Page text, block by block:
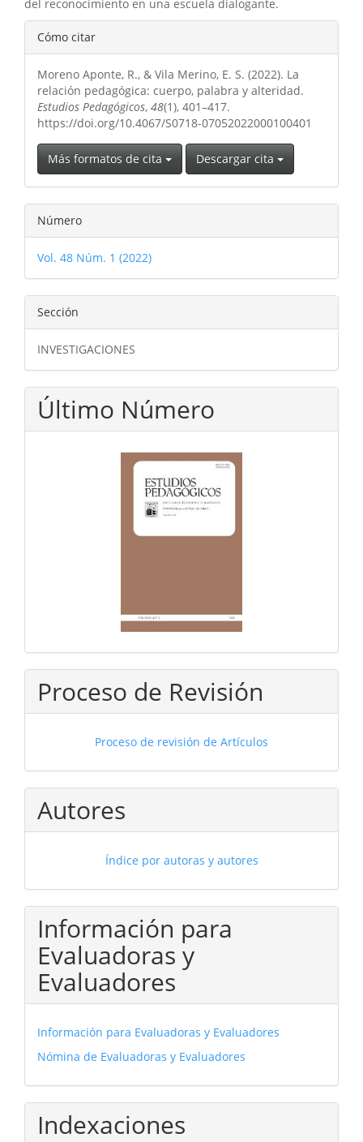
del reconocimiento en una escuela dialogante.
Detalles
del
artículo
Cómo citar
Moreno Aponte, R., & Vila Merino, E. S. (2022). La
relación pedagógica: cuerpo, palabra y alteridad.
Estudios Pedagógicos, 48(1), 401–417.
https://doi.org/10.4067/S0718-07052022000100401
Más formatos de cita Descargar cita
Número
Vol. 48 Núm. 1 (2022)
Sección
INVESTIGACIONES
Último Número
Proceso de Revisión
Proceso de revisión de Artículos
Autores
Índice por autoras y autores
Información para
Evaluadoras y
Evaluadores
Información para Evaluadoras y Evaluadores
Nómina de Evaluadoras y Evaluadores
Indexaciones